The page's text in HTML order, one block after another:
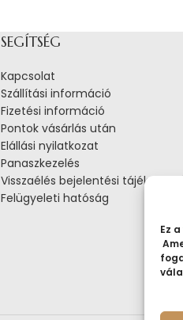
Ez
SEGÍTSÉG
Kapcsolat
Szállítási információ
Fizetési információ
Pontok vásárlás után
Elállási nyilatkozat
Panaszkezelés
Visszaélés bejelentési
Felügyeleti hatóság